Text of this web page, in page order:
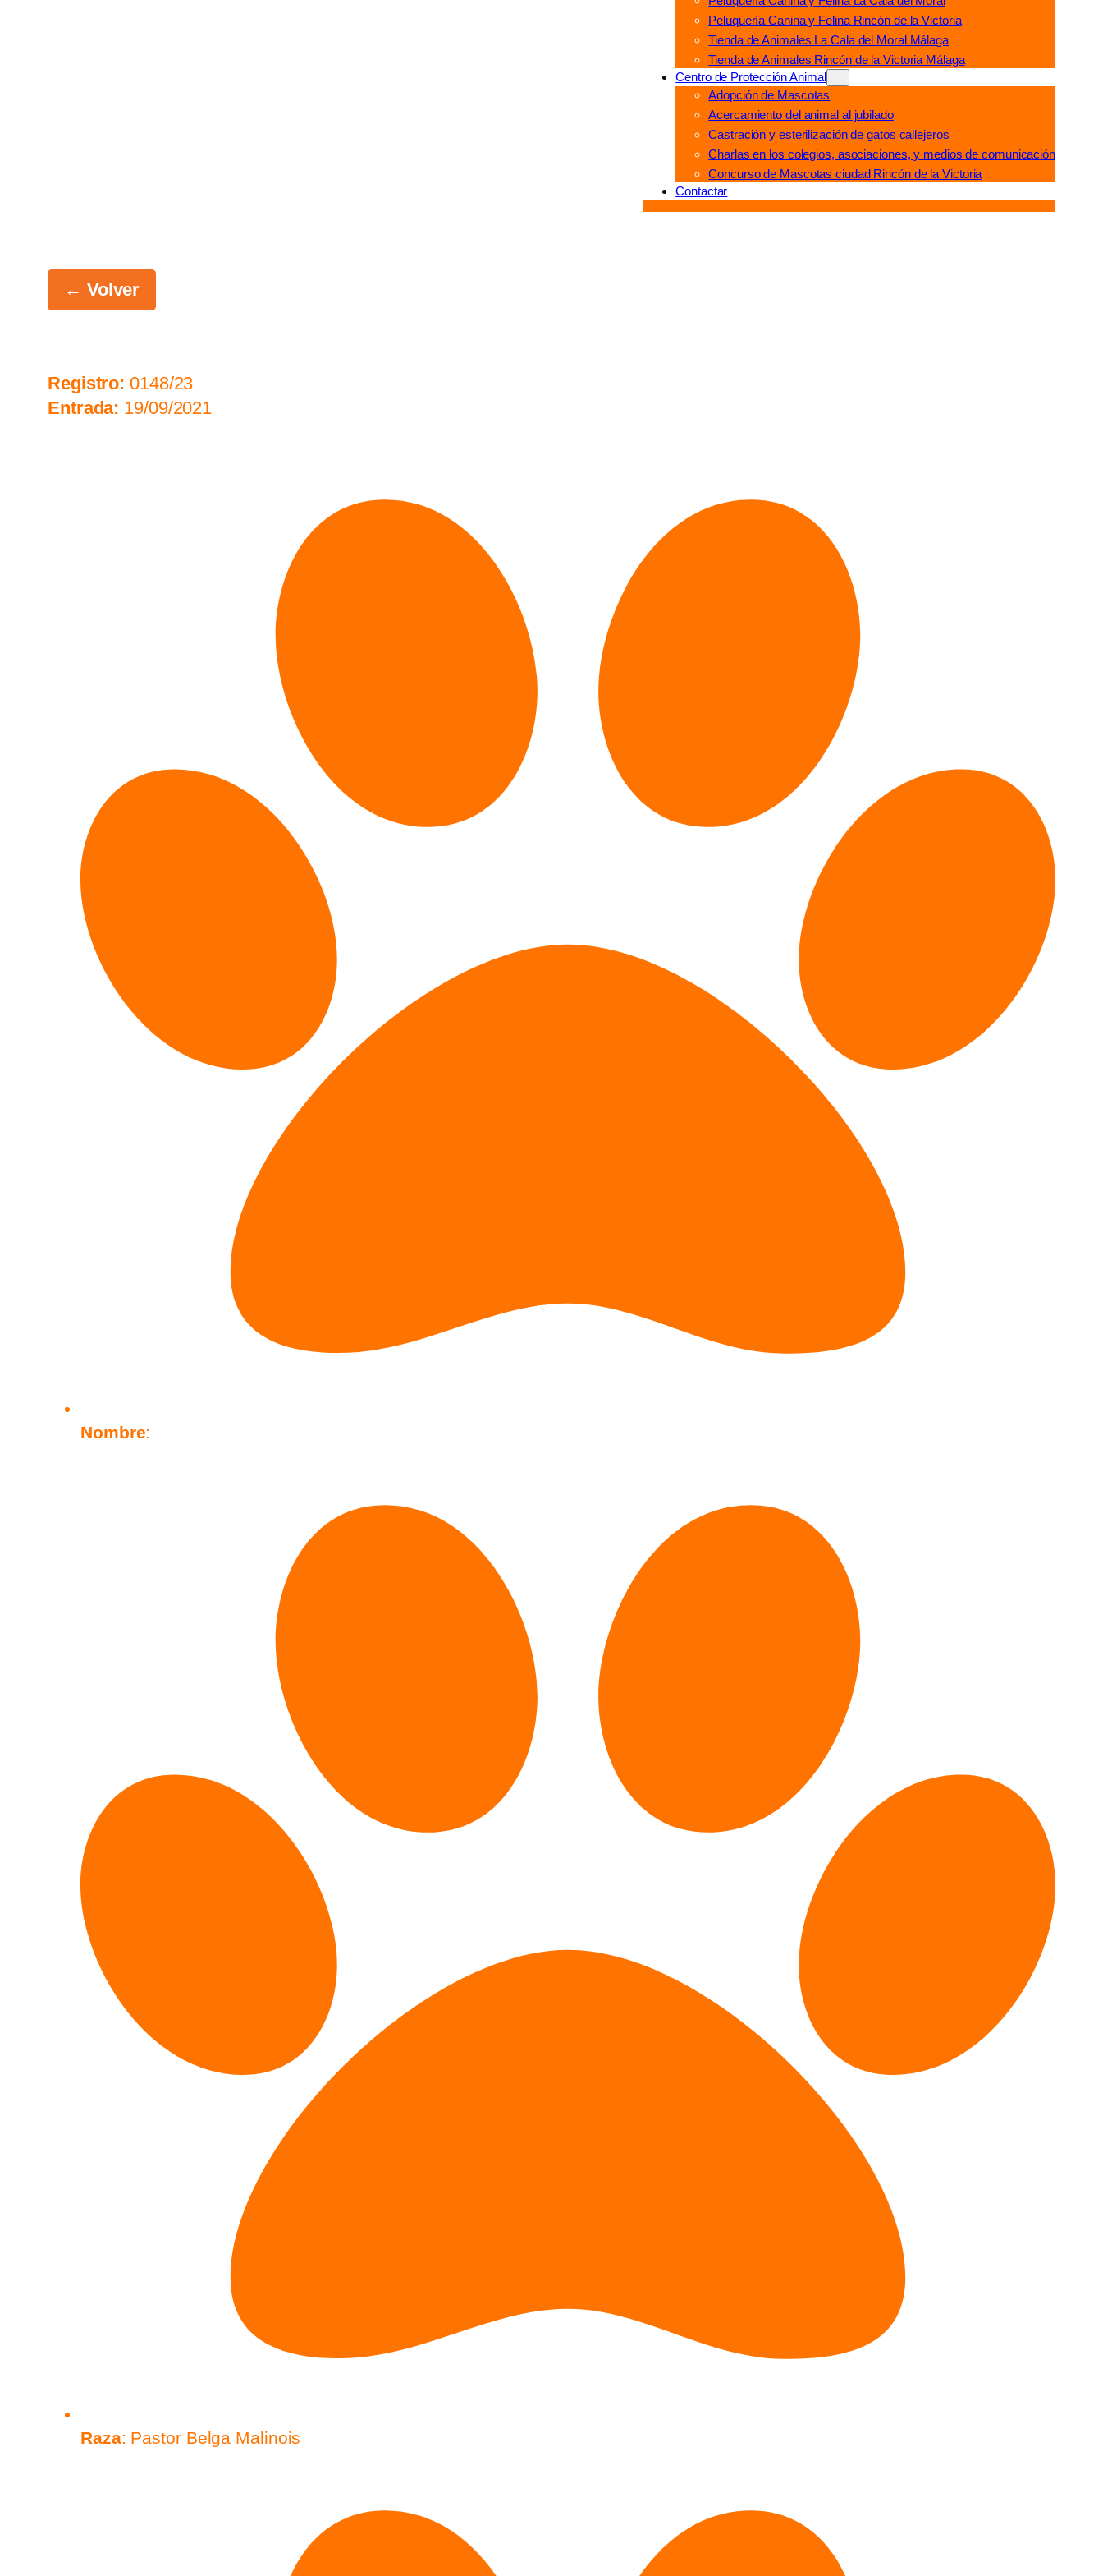
Peluquería Canina y Felina Rincón de la Victoria
Tienda de Animales La Cala del Moral Málaga
Tienda de Animales Rincón de la Victoria Málaga
Centro de Protección Animal
Adopción de Mascotas
Acercamiento del animal al jubilado
Castración y esterilización de gatos callejeros
Charlas en los colegios, asociaciones, y medios de comunicación
Concurso de Mascotas ciudad Rincón de la Victoria
Contactar
← Volver
Registro: 0148/23
Entrada: 19/09/2021
Nombre:
Raza: Pastor Belga Malinois